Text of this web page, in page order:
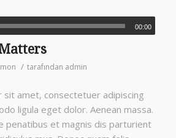
00:00
/ tarafından admin
sit amet, consectetuer adipiscing
ligula eget dolor. Aenean massa.
penatibus et magnis dis parturient